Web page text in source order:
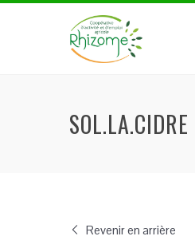
SOL.LA.CIDRE
Revenir en arrière